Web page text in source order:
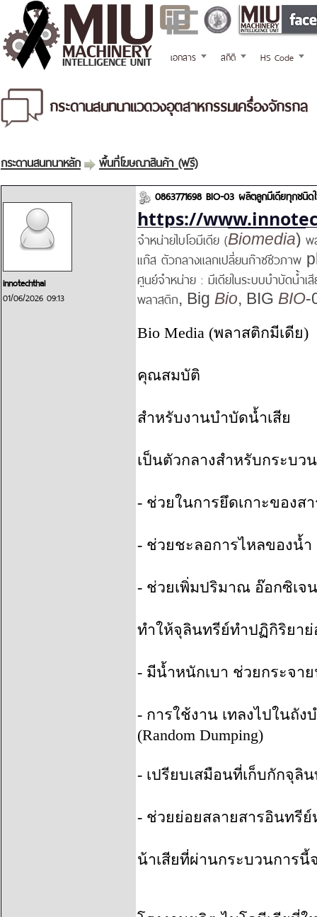
เอกสาร สถิติ HS Code
กระดานสนทนาแวดวงอุตสาหกรรมเครื่องจักรกล
กระดานสนทนาหลัก พื้นที่โฆษณาสินค้า (ฟรี)
innotechthai
01/06/2026 09:13
0863771698 BIO-03 ผลิตลูกมีเดียทุกชนิ
https://
จำหน่ายไบโอมีเดีย (Biomedia) พ
แก๊ส ตัวกลางแลกเปลี่ยนก๊าซชีวภาพ
ศูนย์จำหน่าย : มีเดียในระบบบำบัดน้ำเ
พลาสติก, Big Bio, BIG BIO-
Bio Media (พลาสติกมีเดีย)
คุณสมบัติ
สำหรับงานบำบัดน้ำเสีย
เป็นตัวกลางสำหรับกระบว
- ช่วยในการยึดเกาะของส
- ช่วยชะลอการไหลของน้ำ
- ช่วยเพิ่มปริมาณ อ๊อกซิเจ
ทำให้จุลินทรีย์ทำปฏิกิริยา
- มีน้ำหนักเบา ช่วยกระจา
- การใช้งาน เทลงไปในถั
(Random Dumping)
- เปรียบเสมือนที่เก็บกักจุลิ
- ช่วยย่อยสลายสารอินทรีย์
น้าเสียที่ผ่านกระบวนการ